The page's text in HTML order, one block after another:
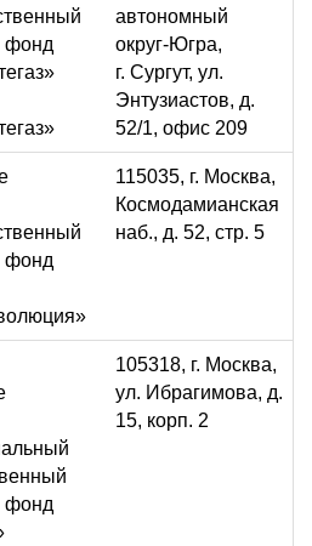
фонд
автономный
округ-Югра,
г. Сургут, ул.
Энтузиастов, д.
52/1, офис 209
фонд
115035, г. Москва,
Космодамианская
наб., д. 52, стр. 5
фонд
105318, г. Москва,
ул. Ибрагимова, д.
15, корп. 2